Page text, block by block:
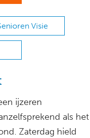
Visie
ijzeren
als het
Zaterdag hield